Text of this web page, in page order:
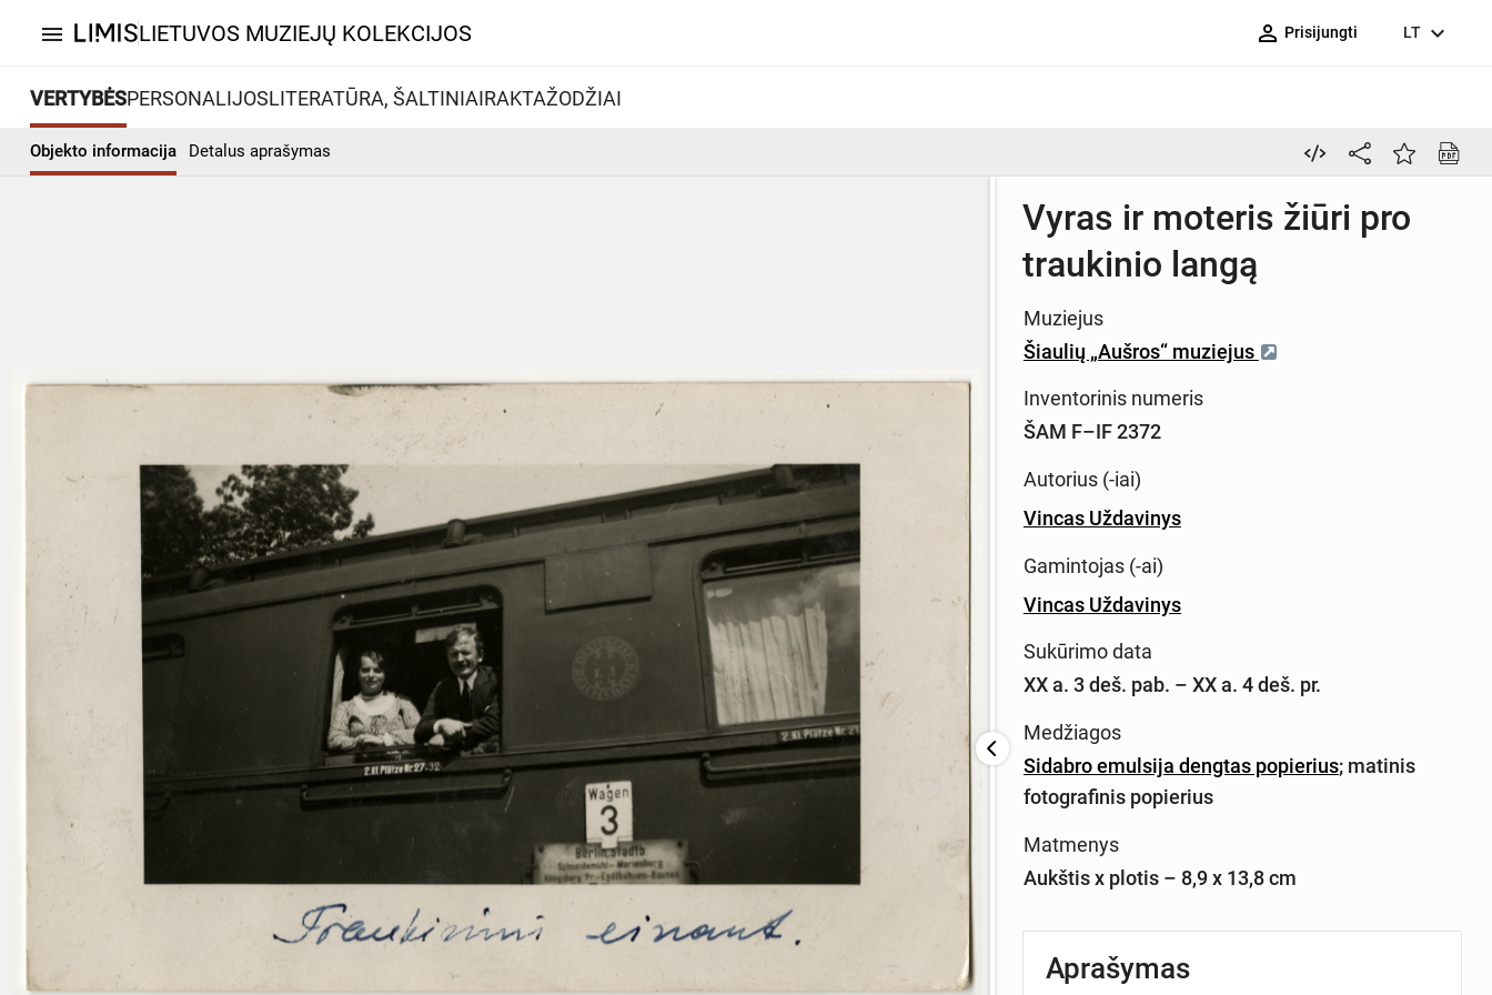
menu LIETUVOS MUZIEJŲ KOLEKCIJOS person_outline Prisijungti LT expand_more
VERTYBĖSPERSONALIJOSLITERATŪRA, ŠALTINIAIRAKTAŽODŽIAI
Objekto informacija Detalus aprašymas
Vyras ir moteris žiūri pro
traukinio langą
Muziejus
Šiaulių „Aušros“ muziejus
Inventorinis numeris
ŠAM F–IF 2372
Autorius (-iai)
Vincas Uždavinys
Gamintojas (-ai)
Vincas Uždavinys
Sukūrimo data
XX a. 3 deš. pab. – XX a. 4 deš. pr.
Medžiagos
Sidabro emulsija dengtas popierius; matinis
fotografinis popierius
Matmenys
Aukštis x plotis – 8,9 x 13,8 cm
Aprašymas